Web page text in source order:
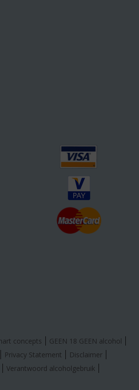
concepts
GEEN 18 GEEN alcohol
Privacy Statement
Disclaimer
Verantwoord alcoholgebruik